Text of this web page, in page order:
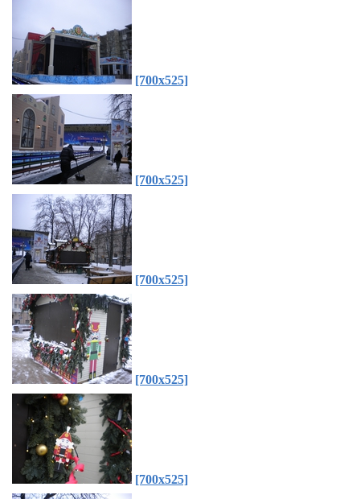
[700x525]
[700x525]
[700x525]
[700x525]
[700x525]